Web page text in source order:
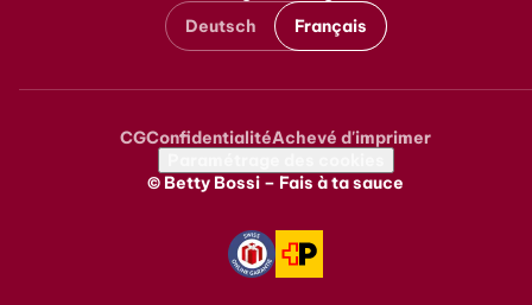
Deutsch
Français
Metanavigation
CGConfidentialitéAchevé d'imprimer
© Betty Bossi – Fais à ta sauce